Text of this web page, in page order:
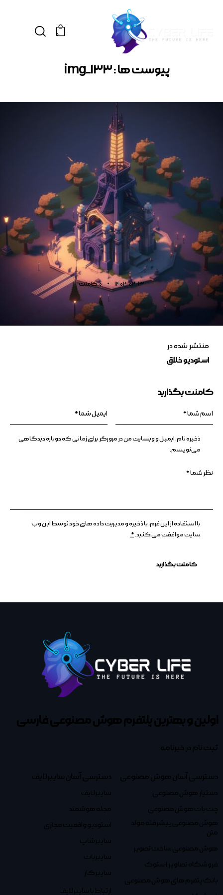
0
پیوست ها : img_133
1402-02-13
0 کامنت
منتشر شده در
استودیو خلاق
کامنت بگذارید
ذخیره نام، ایمیل و وبسایت من در مرورگر برای زمانی که دوباره دیدگاهی
می‌نویسم.
با استفاده از این فرم، با ذخیره و مدیریت داده های خود توسط این وب
سایت موافقت می کنید.*
اولین و بهترین پلتفرمهوش مصنوعی فارسی
ثبت نام در خبرنامه
دسترسی آسان هوش مصنوعی
دستیار هوش مصنوعی
چت بات هوش مصنوعی
هوش مصنوعی پیشرفته مولد
متن
هوش مصنوعی ساخت تصویر
فروشگاه تصاویر استوک
بانک پتفرم های هوش مصنوعی
دسترسی آسان سایبرلایف
سایبرلایف
مجله هوشمند
استودیو واقعیت مجازی
سایبرشاپ
سایبربات
سایبرکار
ارتباط با سایبرلایف